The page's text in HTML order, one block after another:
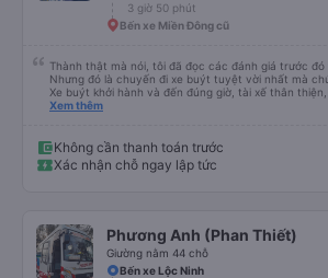
3 giờ 50 phút
Bến xe Miền Đông cũ
Thành thật mà nói, tôi đã đọc các đánh giá trước đó
Nhưng đó là chuyến đi xe buýt tuyệt vời nhất mà
Xe buýt khởi hành và đến đúng giờ, tài xế thân thiện,
dù vẫn hơi xóc, nhưng đó là đặc trưng của Việt Nam
Xem thêm
Không cần thanh toán trước
Xác nhận chỗ ngay lập tức
Phương Anh (Phan Thiết)
Giường nằm 44 chỗ
Bến xe Lộc Ninh